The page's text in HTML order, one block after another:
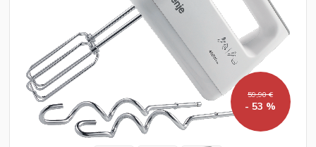
59,90 €
- 53 %